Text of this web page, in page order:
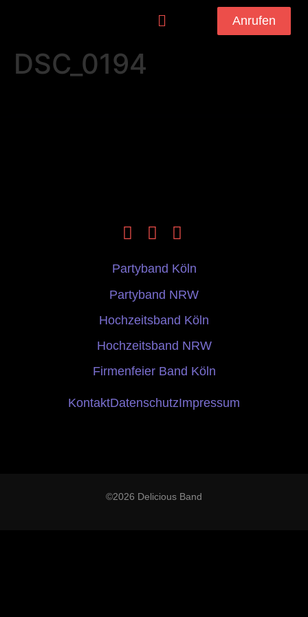
Anrufen
DSC_0194
Partyband Köln
Partyband NRW
Hochzeitsband Köln
Hochzeitsband NRW
Firmenfeier Band Köln
KontaktDatenschutzImpressum
©2026 Delicious Band